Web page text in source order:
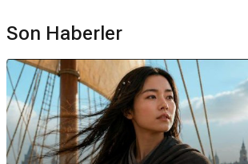
Son Haberler